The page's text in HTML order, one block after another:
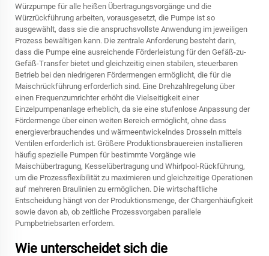
Würzpumpe für alle heißen Übertragungsvorgänge und die
Würzrückführung arbeiten, vorausgesetzt, die Pumpe ist so
ausgewählt, dass sie die anspruchsvollste Anwendung im jeweiligen
Prozess bewältigen kann. Die zentrale Anforderung besteht darin,
dass die Pumpe eine ausreichende Förderleistung für den Gefäß-zu-
Gefäß-Transfer bietet und gleichzeitig einen stabilen, steuerbaren
Betrieb bei den niedrigeren Fördermengen ermöglicht, die für die
Maischrückführung erforderlich sind. Eine Drehzahlregelung über
einen Frequenzumrichter erhöht die Vielseitigkeit einer
Einzelpumpenanlage erheblich, da sie eine stufenlose Anpassung der
Fördermenge über einen weiten Bereich ermöglicht, ohne dass
energieverbrauchendes und wärmeentwickelndes Drosseln mittels
Ventilen erforderlich ist. Größere Produktionsbrauereien installieren
häufig spezielle Pumpen für bestimmte Vorgänge wie
Maischübertragung, Kesselübertragung und Whirlpool-Rückführung,
um die Prozessflexibilität zu maximieren und gleichzeitige Operationen
auf mehreren Braulinien zu ermöglichen. Die wirtschaftliche
Entscheidung hängt von der Produktionsmenge, der Chargenhäufigkeit
sowie davon ab, ob zeitliche Prozessvorgaben parallele
Pumpbetriebsarten erfordern.
Wie unterscheidet sich die